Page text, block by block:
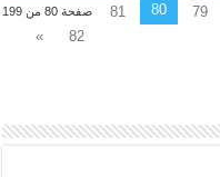
صفحة 80 من 199 79
80
81
82
»